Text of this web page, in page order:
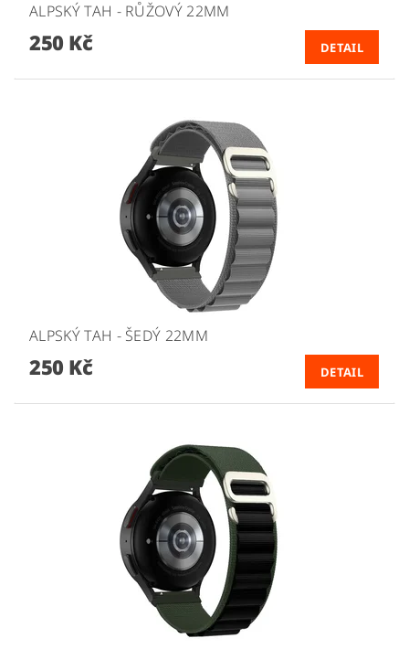
ALPSKÝ TAH - RŮŽOVÝ 22MM
250 Kč DETAIL
ALPSKÝ TAH - ŠEDÝ 22MM
250 Kč DETAIL